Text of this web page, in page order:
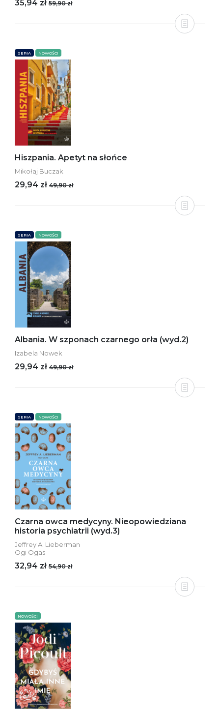
35,94 zł 59,90 zł
SERIA NOWOŚCI
Hiszpania. Apetyt na słońce
Mikołaj Buczak
29,94 zł 49,90 zł
SERIA NOWOŚCI
Albania. W szponach czarnego orła (wyd.2)
Izabela Nowek
29,94 zł 49,90 zł
SERIA NOWOŚCI
Czarna owca medycyny. Nieopowiedziana
historia psychiatrii (wyd.3)
Jeffrey A. Lieberman
Ogi Ogas
32,94 zł 54,90 zł
NOWOŚCI